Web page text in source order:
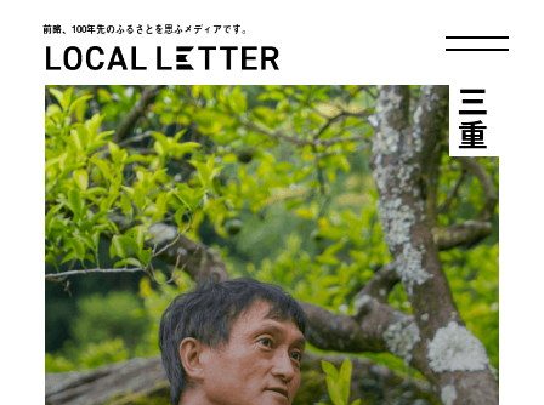
前略、100年先のふるさとを思ふメディアです。
LOCAL LETTER
三重